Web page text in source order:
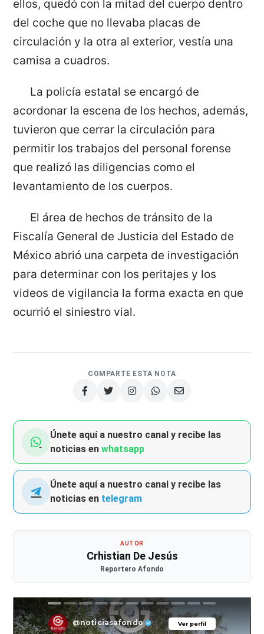
ellos, quedó con la mitad del cuerpo dentro
del coche que no llevaba placas de
circulación y la otra al exterior, vestía una
camisa a cuadros.
La policía estatal se encargó de
acordonar la escena de los hechos, además,
tuvieron que cerrar la circulación para
permitir los trabajos del personal forense
que realizó las diligencias como el
levantamiento de los cuerpos.
El área de hechos de tránsito de la
Fiscalía General de Justicia del Estado de
México abrió una carpeta de investigación
para determinar con los peritajes y los
videos de vigilancia la forma exacta en que
ocurrió el siniestro vial.
COMPARTE ESTA NOTA
Únete aquí a nuestro canal y recibe las
noticias enwhatsapp
Únete aquí a nuestro canal y recibe las
noticias en telegram
AUTOR
Crhistian De Jesús
Reportero Afondo
Ver perfil
@noticiasafondo Ver perfil